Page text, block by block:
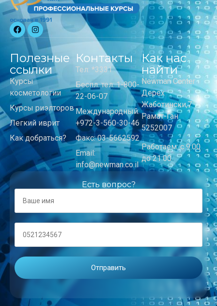
Полезные
ссылки
Курсы
косметологии
Курсы риэлторов
Легкий иврит
Как добраться?
Контакты
Тел: *3331
Беспл. тел: 1-800-
22-06-07
Международный:
+972-3-560-30-46
Факс: 03-5662592
Email:
info@newman.co.il
Как нас
найти
Newman Center
Дерех
Жаботински,7
Рамат-Ган
5252007
Работаем: с 9:00
до 21:00
Есть вопрос?